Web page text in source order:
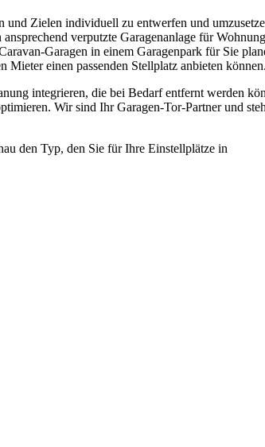
Zielen individuell zu entwerfen und
verputzte Garagenanlage für
Garagen in einem Garagenpark für Sie
einen passenden Stellplatz anbieten können.
integrieren, die bei Bedarf entfernt werden
Wir sind Ihr Garagen-Tor-Partner und
den Typ, den Sie für Ihre Einstellplätze in